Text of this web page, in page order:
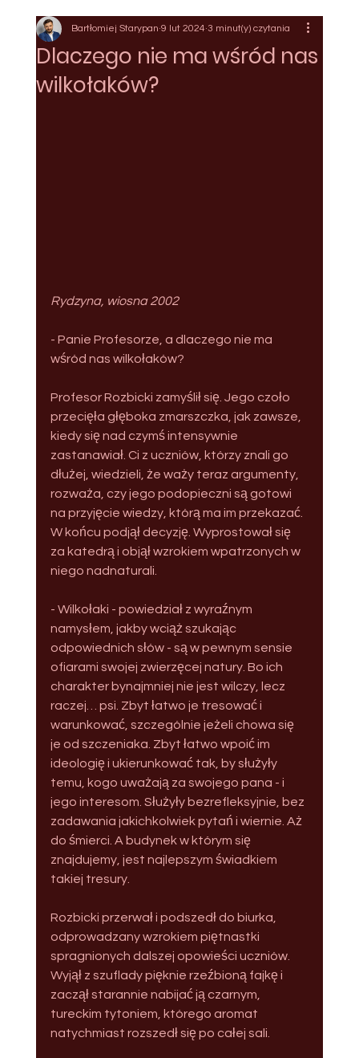
Dlaczego nie ma wśród nas
wilkołaków?
Bartłomiej Starypan 9 lut 2024 3 minut(y) czytania
Rydzyna, wiosna 2002
- Panie Profesorze, a dlaczego nie ma
wśród nas wilkołaków?
Profesor Rozbicki zamyślił się. Jego czoło
przecięła głęboka zmarszczka, jak zawsze,
kiedy się nad czymś intensywnie
zastanawiał. Ci z uczniów, którzy znali go
dłużej, wiedzieli, że waży teraz argumenty,
rozważa, czy jego podopieczni są gotowi
na przyjęcie wiedzy, którą ma im przekazać.
W końcu podjął decyzję. Wyprostował się
za katedrą i objął wzrokiem wpatrzonych w
niego nadnaturali.
- Wilkołaki - powiedział z wyraźnym
namysłem, jakby wciąż szukając
odpowiednich słów - są w pewnym sensie
ofiarami swojej zwierzęcej natury. Bo ich
charakter bynajmniej nie jest wilczy, lecz
raczej… psi. Zbyt łatwo je tresować i
warunkować, szczególnie jeżeli chowa się
je od szczeniaka. Zbyt łatwo wpoić im
ideologię i ukierunkować tak, by służyły
temu, kogo uważają za swojego pana - i
jego interesom. Służyły bezrefleksyjnie, bez
zadawania jakichkolwiek pytań i wiernie. Aż
do śmierci. A budynek w którym się
znajdujemy, jest najlepszym świadkiem
takiej tresury.
Rozbicki przerwał i podszedł do biurka,
odprowadzany wzrokiem piętnastki
spragnionych dalszej opowieści uczniów.
Wyjął z szuflady pięknie rzeźbioną fajkę i
zaczął starannie nabijać ją czarnym,
tureckim tytoniem, którego aromat
natychmiast rozszedł się po całej sali.